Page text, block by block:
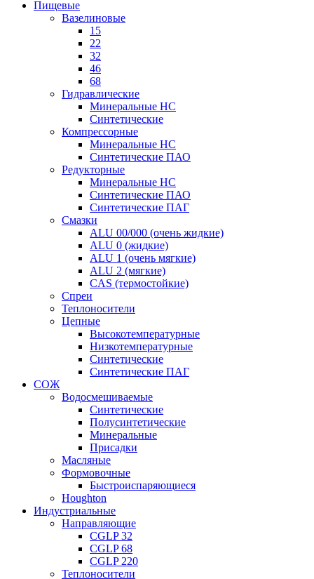
Пищевые
Вазелиновые
15
22
32
46
68
Гидравлические
Минеральные HC
Синтетические
Компрессорные
Минеральные HC
Синтетические ПАО
Редукторные
Минеральные HC
Синтетические ПАО
Синтетические ПАГ
Смазки
ALU 00/000 (очень жидкие)
ALU 0 (жидкие)
ALU 1 (очень мягкие)
ALU 2 (мягкие)
CAS (термостойкие)
Спреи
Теплоносители
Цепные
Высокотемпературные
Низкотемпературные
Синтетические
Синтетические ПАГ
СОЖ
Водосмешиваемые
Синтетические
Полусинтетические
Минеральные
Присадки
Масляные
Формовочные
Быстроиспаряющиеся
Houghton
Индустриальные
Направляющие
CGLP 32
CGLP 68
CGLP 220
Теплоносители